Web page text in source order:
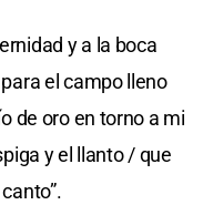
y a la boca
el campo lleno
de oro en torno a mi
y el llanto / que